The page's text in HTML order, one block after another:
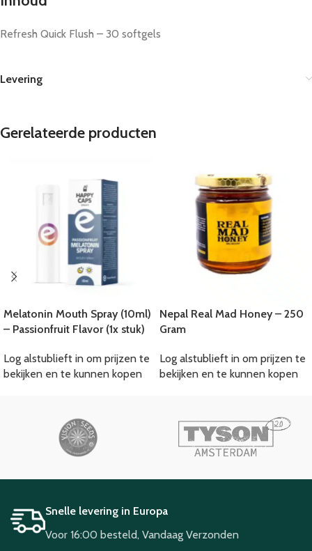
Refresh Quick Flush – 30 softgels
Levering
Gerelateerde producten
Melatonin Mouth Spray (10ml)
– Passionfruit Flavor (1x stuk)
Log alstublieft in om prijzen te
bekijken en te kunnen kopen
Nepal Real Mad Honey – 250
Gram
Log alstublieft in om prijzen te
bekijken en te kunnen kopen
Snelle levering in Europa
Voor 16:00 besteld, Vandaag Verzonden